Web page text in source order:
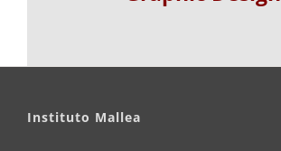
Instituto Mallea